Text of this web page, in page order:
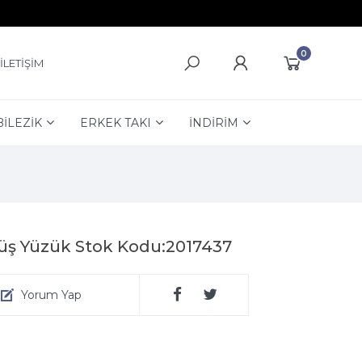
İLETİŞİM
0
ERKEK TAKI İNDİRİM
Yüzük Stok Kodu:2017437
Yorum Yap